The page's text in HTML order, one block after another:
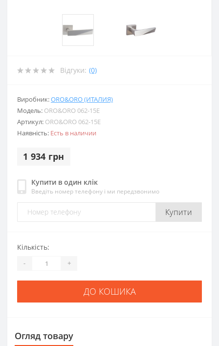
Відгуки: (0)
Виробник:ORO&ORO (ИТАЛИЯ)
Модель: ORO&ORO 062-15E
Артикул: ORO&ORO 062-15E
Наявність: Есть в наличии
1 934 грн
Купити в один клік
Введіть номер телефону і ми передзвонимо
Купити
Кількість:
- +
ДО КОШИКА
Огляд товару